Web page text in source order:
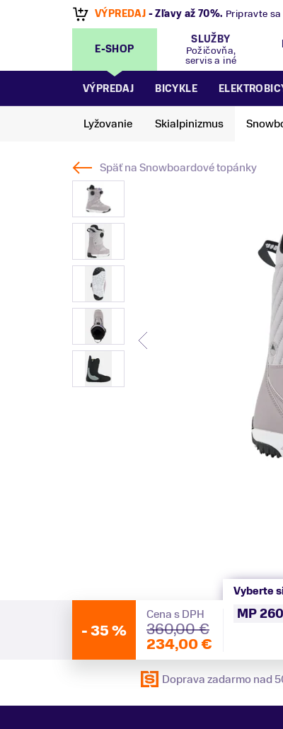
VÝPREDAJ - Zľavy až 70%. Pripravte
E-SHOP
SLUŽBY
Požičovňa,
servis a iné
VÝPREDAJ BICYKLE
Lyžovanie Skialpinizmus
Späť naSnowboardové topánky
-35 %
Cena s DPH
360,00 €
234,00 €
Vyberte
MP 260
Doprava zadarmo nad